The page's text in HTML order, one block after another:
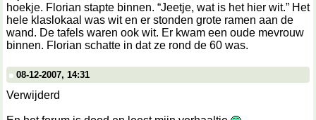
hoekje. Florian stapte binnen. “Jeetje, wat is het hier wit.” Het
hele klaslokaal was wit en er stonden grote ramen aan de
wand. De tafels waren ook wit. Er kwam een oude mevrouw
binnen. Florian schatte in dat ze rond de 60 was.
08-12-2007, 14:31
Verwijderd